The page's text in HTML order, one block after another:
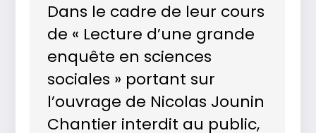
Dans le cadre de leur cours
de « Lecture d’une grande
enquête en sciences
sociales » portant sur
l’ouvrage de Nicolas Jounin
Chantier interdit au public,